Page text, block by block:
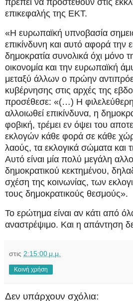
πρέπει να προστεθούν στις
επικεφαλής της ΕΚΤ.
«Η ευρωπαϊκή υπνοβασία
επικίνδυνη και αυτό αφορά την
δημοκρατία συνολικά όχι μόνο
οικονομία και την ευρωπαϊκή
μεταξύ άλλων ο πρώην
κυβέρνησης στις αρχές της
προσέθεσε: «(…) Η φιλελεύθερη
αλλοιωθεί επικίνδυνα, η
φοβική, τρέμει εν όψει του
εκλογών κάθε φορά σε κάθε
λαούς, τα εκλογικά σώματα και
Αυτό είναι μία πολύ μεγάλη
δημοκρατικού κεκτημένου,
σχέση της κοινωνίας, των
τους δημοκρατικούς θεσμούς».
Το ερώτημα είναι αν κάτι από
αναστρέψιμο. Και η απάντηση
στις 2:15:00 μ.μ.
Κοινή χρήση
Δεν υπάρχουν σχόλια: